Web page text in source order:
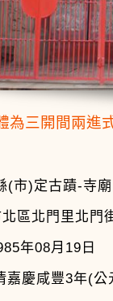
為三開間兩進
(市)定古蹟-寺廟
區北門里北門
年08月19日
嘉慶咸豐3年(公